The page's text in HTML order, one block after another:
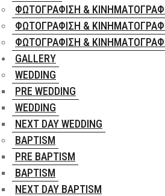
ΦΩΤΟΓΡΆΦΙΣΗ &
ΦΩΤΟΓΡΆΦΙΣΗ &
ΦΩΤΟΓΡΆΦΙΣΗ &
GALLERY
WEDDING
PRE WEDDING
WEDDING
NEXT DAY WEDDING
BAPTISM
PRE BAPTISM
BAPTISM
NEXT DAY BAPTISM